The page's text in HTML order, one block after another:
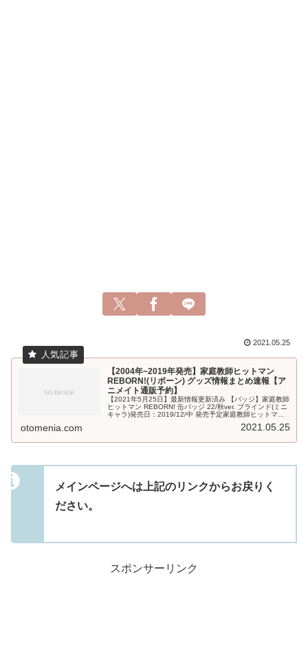
2021.05.25
【2004年~2019年発売】家庭教師ヒットマン
REBORN!(リボーン) グッズ情報まとめ速報【ア
ニメイト通販予約】
【2021年5月25日】最新情報更新済み 【バッジ】家庭教師
ヒットマン REBORN! 缶バッジ 22/秋ver. ブラインド(ミニ
キャラ)発売日：2019/12/中 発売予定家庭教師ヒットマン
otomenia.com 2021.05.25
メインページへは上記のリンクからお戻りく
ださい。
スポンサーリンク